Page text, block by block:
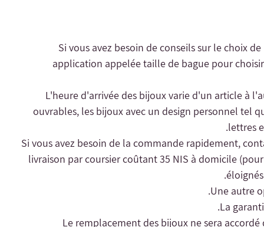
- Si vous avez besoin de conseils sur le choix
application appelée taille de bague pour
- L'heure d'arrivée des bijoux varie d'un article à
ouvrables, les bijoux avec un design personnel tel
lettres
livraison par coursier coûtant 35 NIS à domicile
Une autre